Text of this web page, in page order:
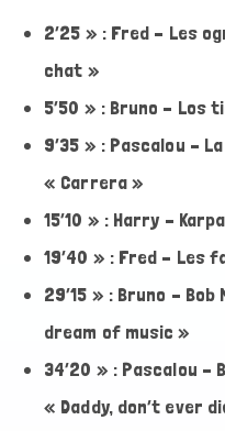
2’25 » : Fred – Les
chat »
5’50 » : Bruno – Los
9’35 » : Pascalou –
« Carrera »
15’10 » : Harry –
19’40 » : Fred – Les
29’15 » : Bruno –
dream of music »
34’20 » : Pascalou –
« Daddy, don’t ever